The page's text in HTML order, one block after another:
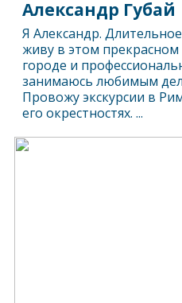
Александр Губай
Я Александр.
живу в этом прекрасном
городе и
занимаюсь любимым
Провожу экскурсии в
его окрестностях. ...